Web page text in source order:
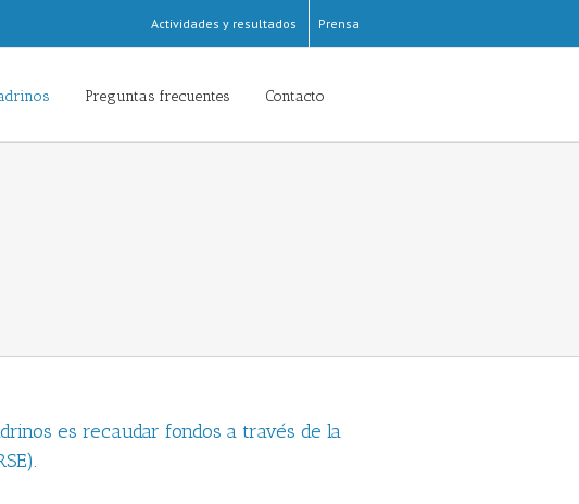
Actividades y resultados Prensa
Preguntas frecuentes Contacto
es recaudar fondos a través de la